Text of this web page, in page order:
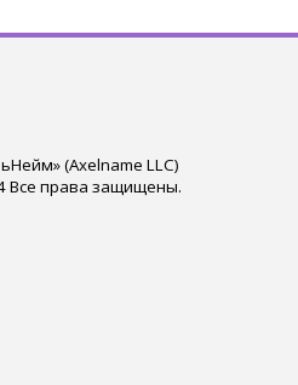
(Axelname LLC)
Все права защищены.